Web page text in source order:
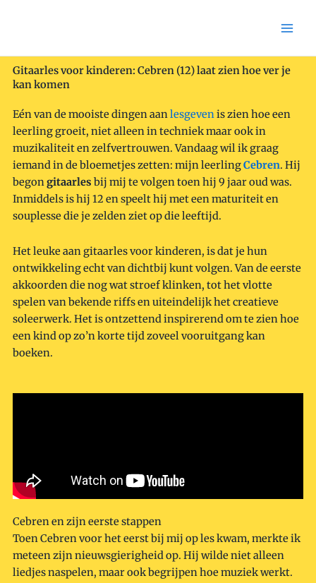
Gitaarles voor kinderen: Cebren (12) laat zien hoe ver je
kan komen
Eén van de mooiste dingen aanlesgevenis zien hoe een
leerling groeit, niet alleen in techniek maar ook in
muzikaliteit en zelfvertrouwen. Vandaag wil ik graag
iemand in de bloemetjes zetten: mijn leerlingCebren. Hij
begongitaarles bij mij te volgen toen hij 9 jaar oud was.
Inmiddels is hij 12 en speelt hij met een maturiteit en
souplesse die je zelden ziet op die leeftijd.
Het leuke aan gitaarles voor kinderen, is dat je hun
ontwikkeling echt van dichtbij kunt volgen. Van de eerste
akkoorden die nog wat stroef klinken, tot het vlotte
spelen van bekende riffs en uiteindelijk het creatieve
soleerwerk. Het is ontzettend inspirerend om te zien hoe
een kind op zo’n korte tijd zoveel vooruitgang kan
boeken.
Cebren en zijn eerste stappen
Toen Cebren voor het eerst bij mij op les kwam, merkte ik
meteen zijn nieuwsgierigheid op. Hij wilde niet alleen
liedjes naspelen, maar ook begrijpen hoe muziek werkt.